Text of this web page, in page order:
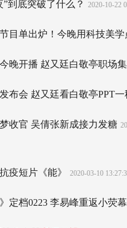
到底突破了什么？ 2020-10-22
目单出炉！今晚用科技美学
晚开播 赵又廷白敬亭职场
布会 赵又廷看白敬亭PPT
收官 吴倩张新成接力发糖
抗疫短片《能》 2020-03-10
定档0223 李易峰重返小荧幕